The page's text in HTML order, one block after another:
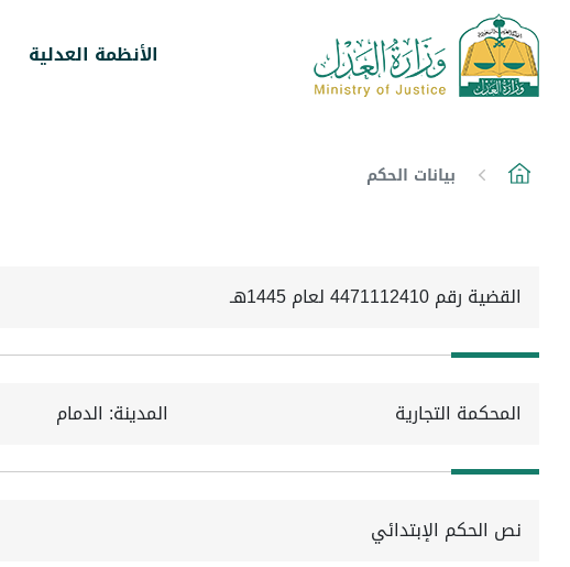
الأنظمة العدلية
بيانات الحكم
القضية رقم 4471112410 لعام 1445هـ
المحكمة التجارية المدينة: الدمام
نص الحكم الإبتدائي